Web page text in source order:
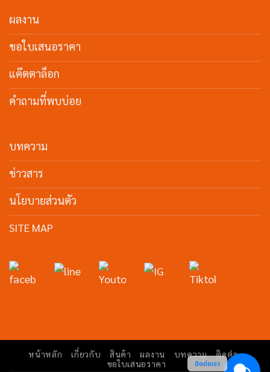
ผลงาน
ขอใบเสนอราคา
แค๊ตตาล็อก
คำถามที่พบบ่อย
บทความ
ข่าวสาร
นโยบายส่วนตัว
SITE MAP
หน้าหลัก เกี่ยวกับ สินค้า ผลงาน บทความ
ติดต่อ
ขอใบเสนอราคา
ติดต่อเรา